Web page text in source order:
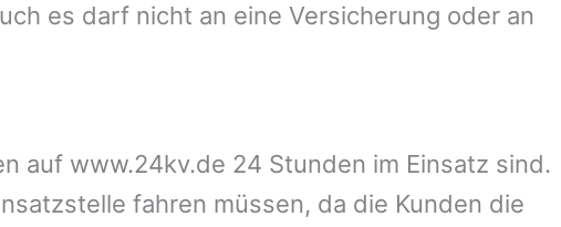
es darf nicht an eine Versicherung oder an
auf www.24kv.de 24 Stunden im Einsatz sind.
fahren müssen, da die Kunden die